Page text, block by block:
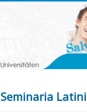
Seminaria